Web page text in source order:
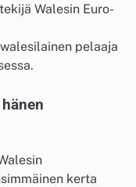
Walesin Euro-
pelaaja
kerta